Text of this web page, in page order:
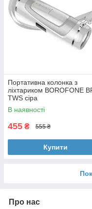
Портативна колонка з
ліхтариком BOROFONE
TWS сіра
В наявності
455 ₴ 555 ₴
Купити
Про нас